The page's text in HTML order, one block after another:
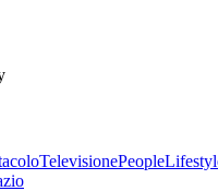
TelevisionePeople